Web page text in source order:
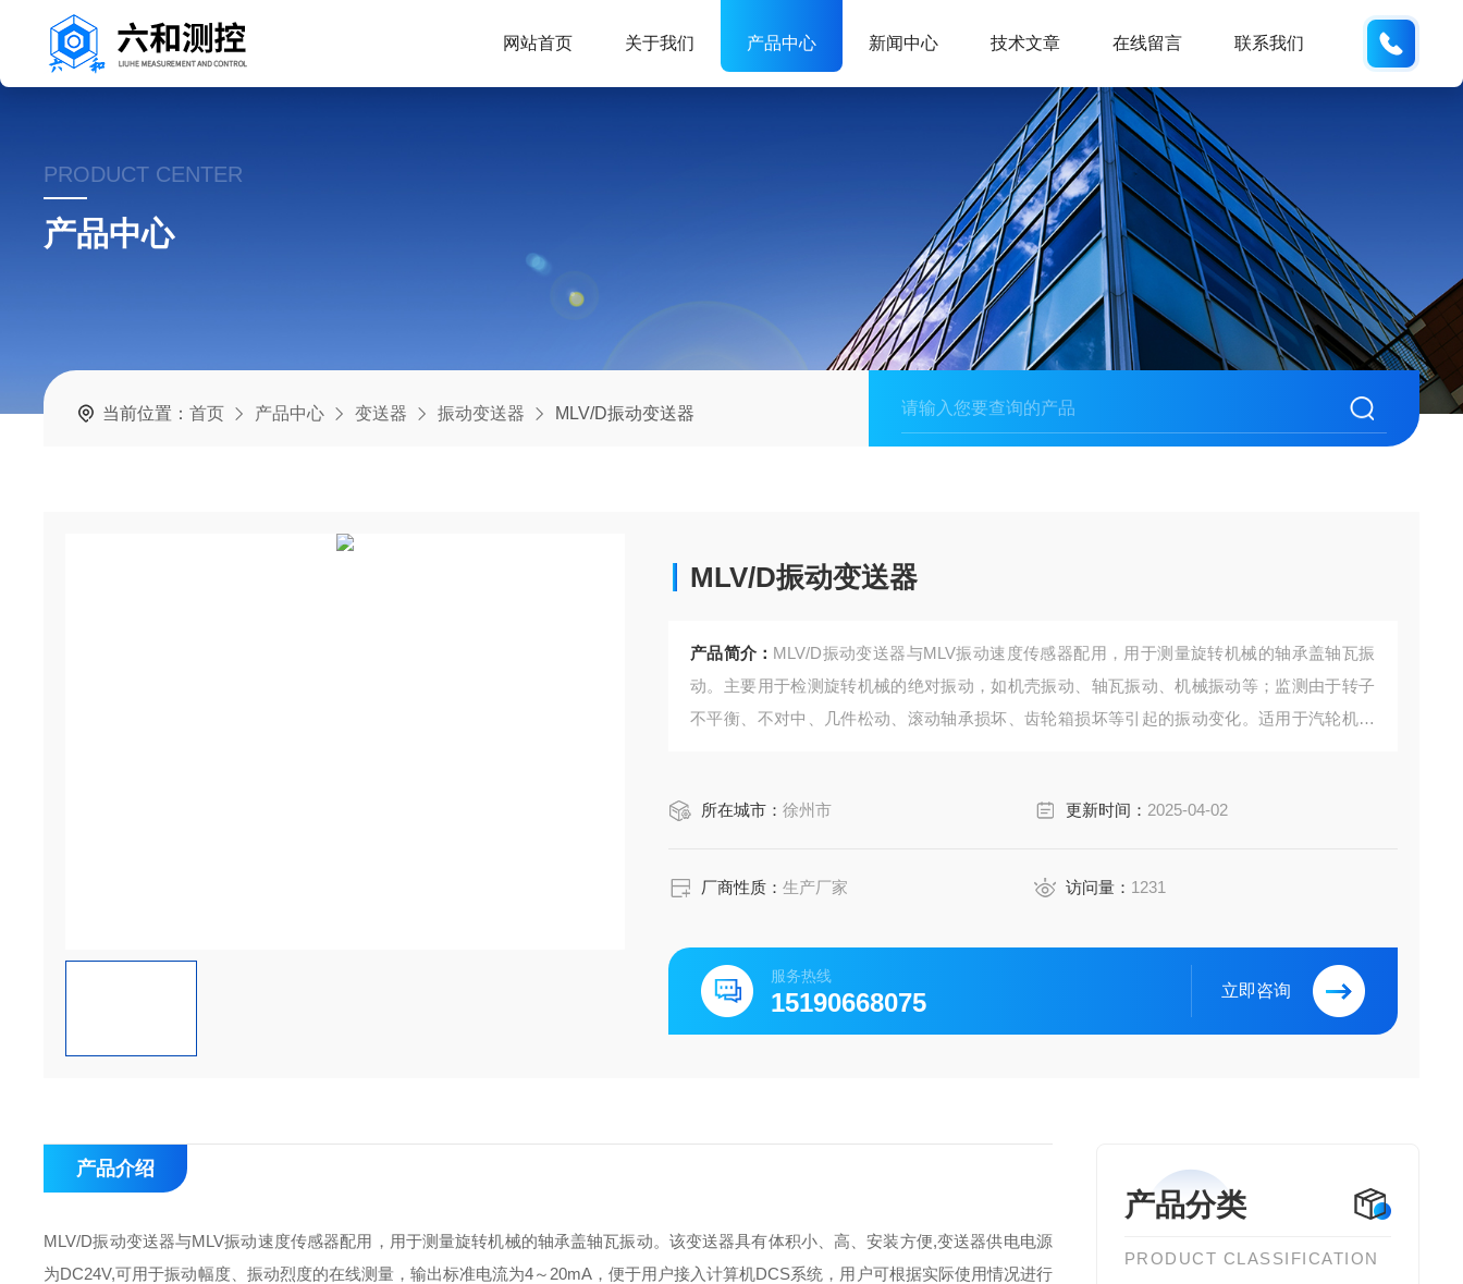
网站首页 关于我们 产品中心 新闻中心 技术文章 在线留言 联系我们
PRODUCT CENTER
产品中心
当前位置：首页 产品中心 变送器 振动变送器 MLV/D振动变送器
MLV/D振动变送器
产品简介： MLV/D振动变送器与MLV振动速度传感器配用，用于测量旋转机械的轴承盖轴瓦振
动。主要用于检测旋转机械的绝对振动，如机壳振动、轴瓦振动、机械振动等；监测由于转子
不平衡、不对中、几件松动、滚动轴承损坏、齿轮箱损坏等引起的振动变化。适用于汽轮机、
所在城市：徐州市 更新时间： 2025-04-02
厂商性质：生产厂家 访问量： 1231
服务热线
15190668075 立即咨询
产品分类
PRODUCT CLASSIFICATION
产品介绍
MLV/D振动变送器与MLV振动速度传感器配用，用于测量旋转机械的轴承盖轴瓦振动。该变送器具有体积小、高、安装方便,变送器供电电源
为DC24V,可用于振动幅度、振动烈度的在线测量，输出标准电流为4～ 20mA ，便于用户接入计算机DCS系统，用户可根据实际使用情况进行